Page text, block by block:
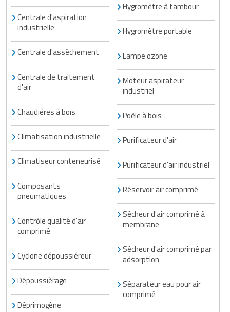
Ustensile cuisine professionnel
Vêtements personnalisés
Vitrines pour magasin
Traitement de l'air
Traitement des eaux
Trancheuse professionnelle
Transformateur électrique
Tubes et profilés
Tuyau flexible
Tuyau galvanisé
Tuyau renforcé
Ventilateurs et aération d'atelier
Tapis de bureau
Tapis et caillebotis
Traitement du linge
Vestiaires et casiers
Equipements de football
Equipements de karting
Equipements pour patinage
Equipements pour roller
Equipements pour skateboard
Equipements pour stade et terrain
sportif
Jeu gymnique
Loisirs
Matériel de fitness
Matériel de musculation
Vêtement sportif
Pétrin professionnel
Plats et plateaux
Pompes à sauce
Portes commandes restaurant
Présentoir pour restaurant
Réchaud professionnel
Réfrigérateur professionnel
Restauration foraine
Robinetterie professionnelle
Rôtisserie professionnelle
Sautause professionnelle
Table de cuisson professionnelle
Centrale d'aspiration
industrielle
Centrale d'assèchement
Centrale de traitement
d'air
Chaudières à bois
Climatisation industrielle
Climatiseur conteneurisé
Composants
pneumatiques
Contrôle qualité d'air
comprimé
Cyclone dépoussiéreur
Dépoussièrage
Déprimogène
Hygromètre à tambour
Hygromètre portable
Lampe ozone
Moteur aspirateur
industriel
Poêle à bois
Purificateur d'air
Purificateur d'air industriel
Réservoir air comprimé
Sécheur d'air comprimé à
membrane
Sécheur d'air comprimé par
adsorption
Séparateur eau pour air
comprimé